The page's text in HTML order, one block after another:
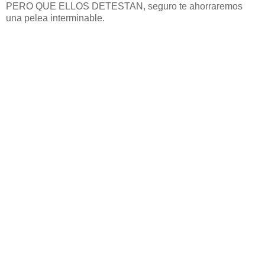
PERO QUE ELLOS DETESTAN, seguro te ahorraremos
una pelea interminable.